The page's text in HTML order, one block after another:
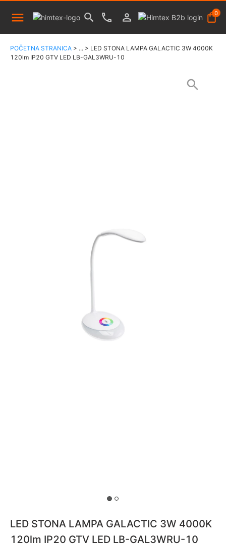
0
POČETNA STRANICA > ... > LED STONA LAMPA GALACTIC 3W 4000K
120lm IP20 GTV LED LB-GAL3WRU-10
LED STONA LAMPA GALACTIC 3W 4000K
120lm IP20 GTV LED LB-GAL3WRU-10